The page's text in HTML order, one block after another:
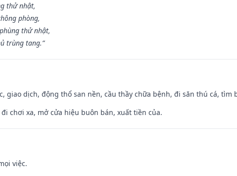
thử nhật,
phòng,
thử nhật,
trùng tang.”
giao dịch, động thổ san nền, cầu thầy chữa bệnh, đi săn thú cá, tìm
chơi xa, mở cửa hiệu buôn bán, xuất tiền của.
việc.